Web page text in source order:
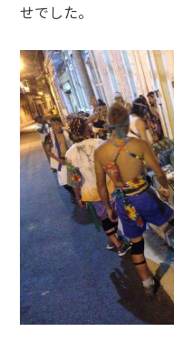
せでした。